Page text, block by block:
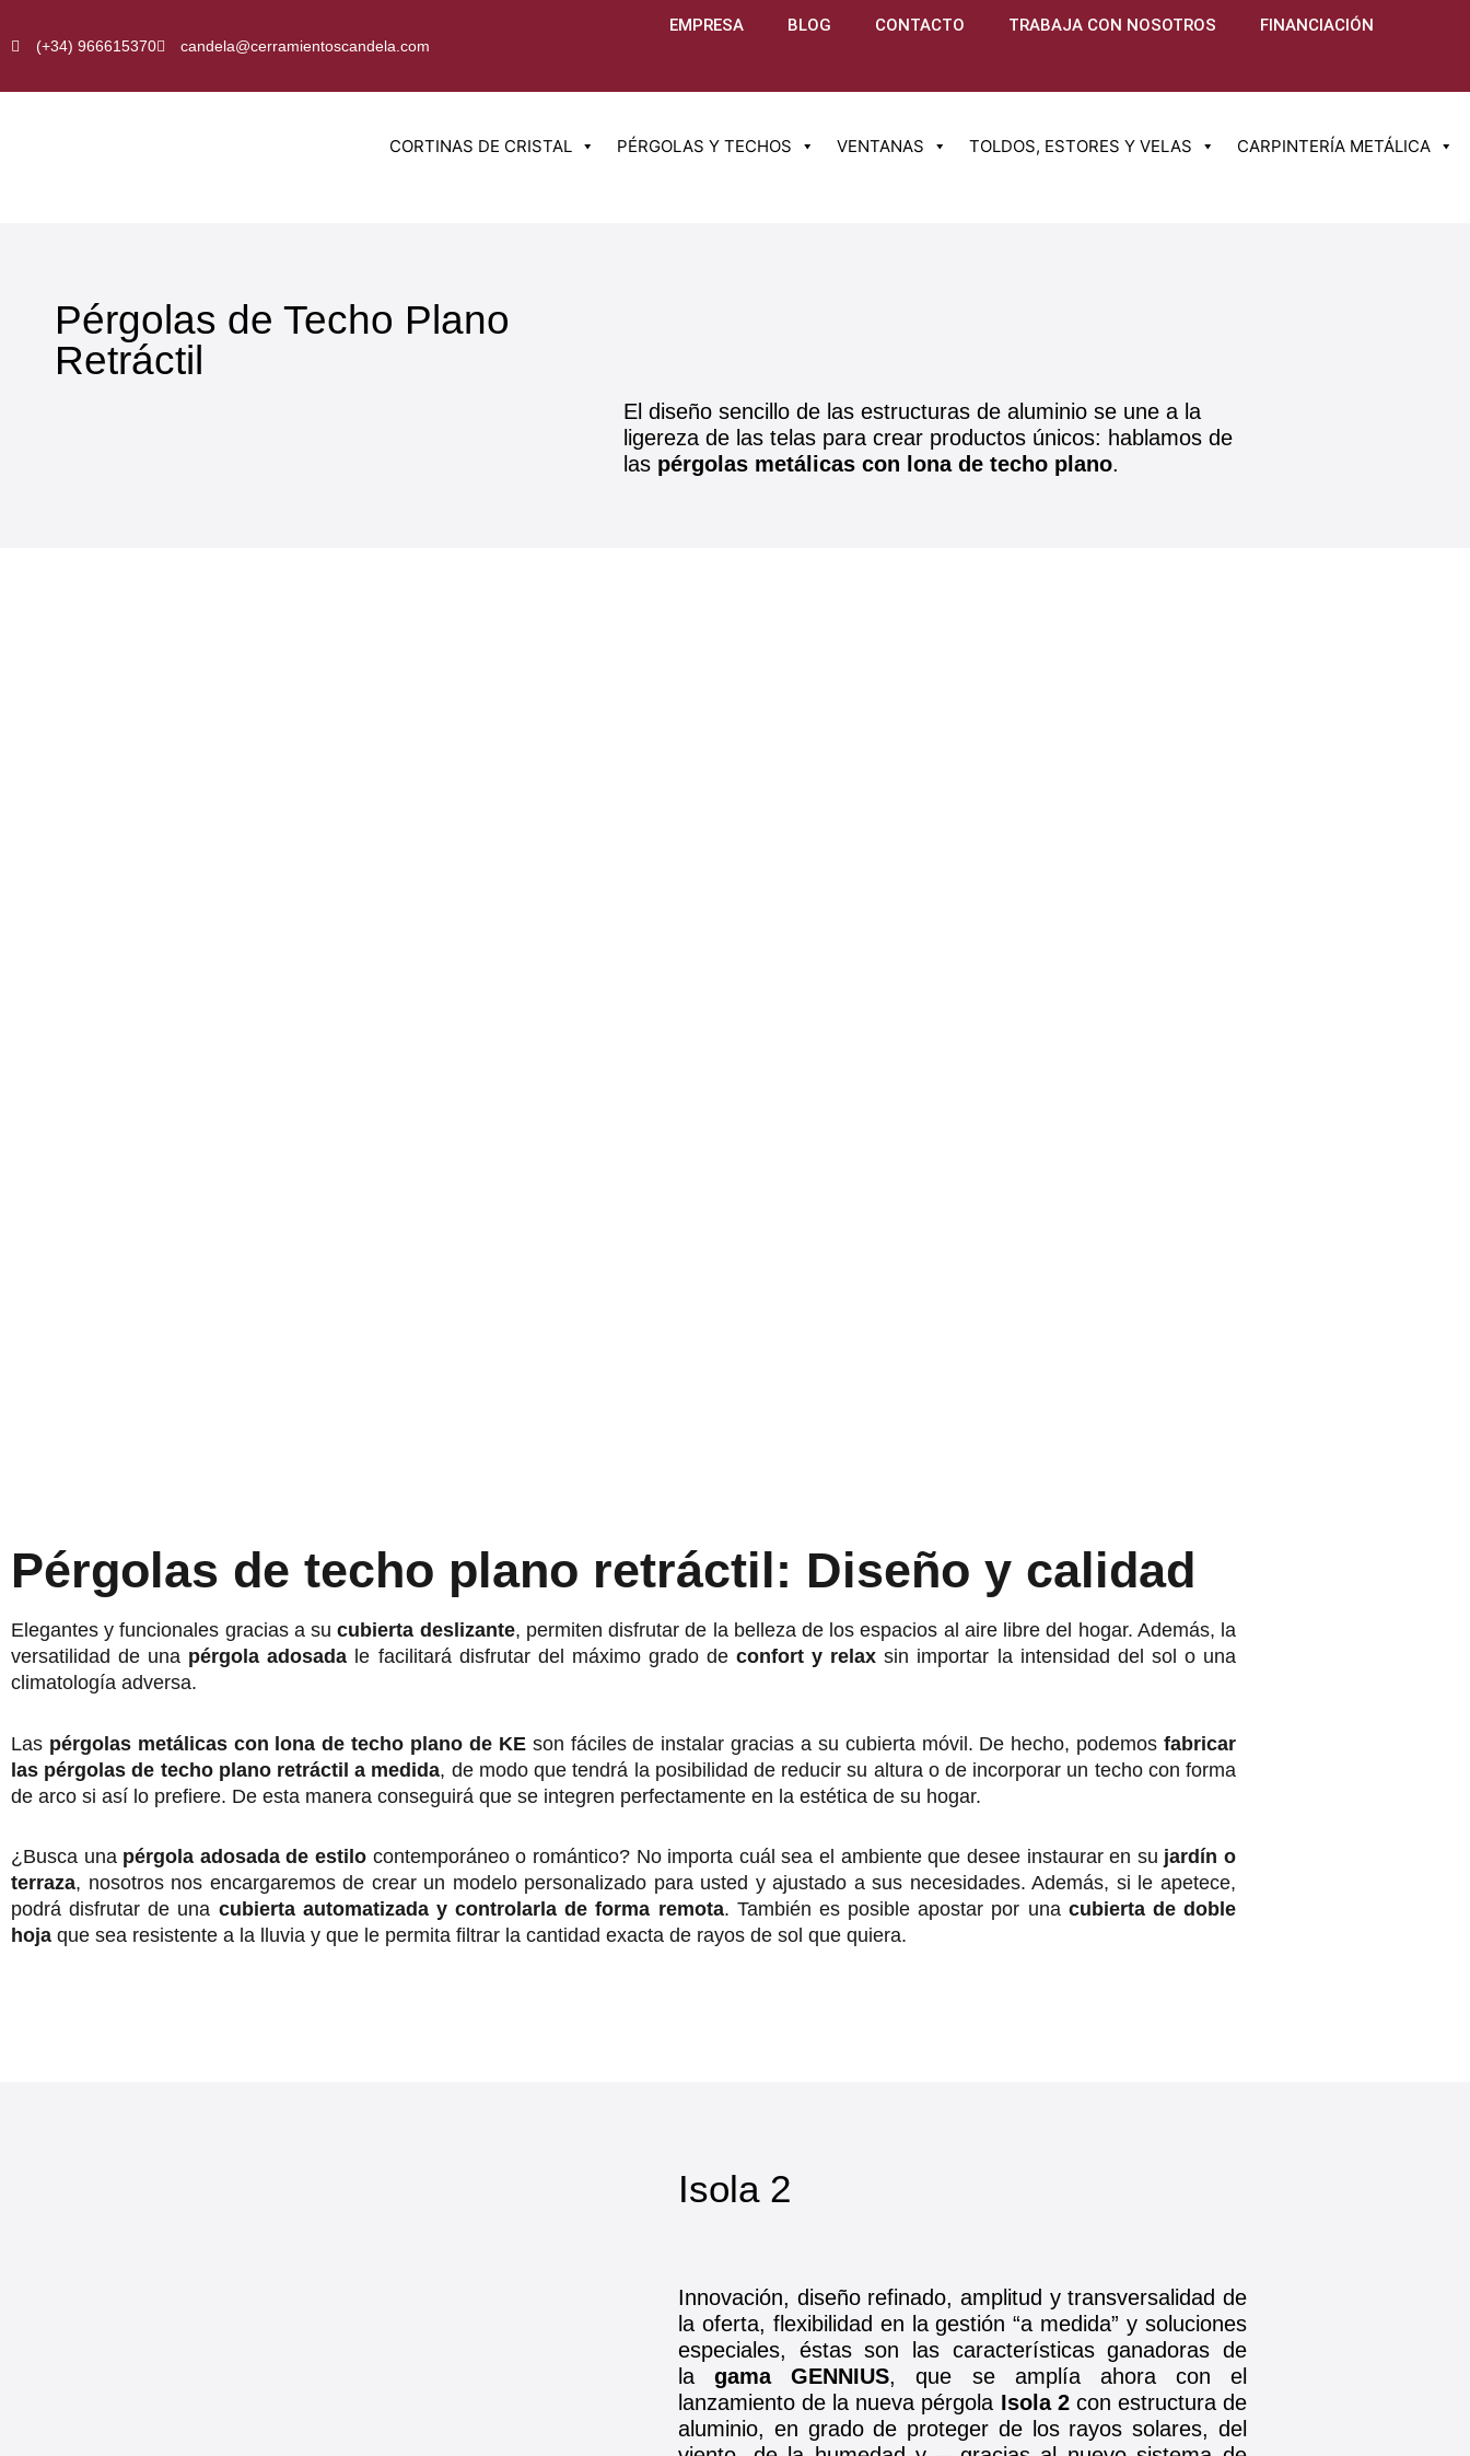
(+34) 966615370 candela@cerramientoscandela.com
EMPRESA BLOG CONTACTO TRABAJA CON NOSOTROS FINANCIACIÓN
CORTINAS DE CRISTAL PÉRGOLAS Y TECHOS VENTANAS TOLDOS, ESTORES Y VELAS CARPINTERÍA METÁLICA
Pérgolas de Techo Plano
Retráctil
El diseño sencillo de las estructuras de aluminio se une a la
ligereza de las telas para crear productos únicos: hablamos de
las pérgolas metálicas con lona de techo plano.
Pérgolas de techo plano retráctil: Diseño y calidad
Elegantes y funcionales gracias a sucubierta deslizante, permiten disfrutar de la belleza de los espacios al aire libre del hogar. Además, la
versatilidad de una pérgola adosada le facilitará disfrutar del máximo grado deconfort y relax sin importar la intensidad del sol o una
climatología adversa.
Las pérgolas metálicas con lona de techo plano de KEson fáciles de instalar gracias a su cubierta móvil. De hecho, podemosfabricar
las pérgolas de techo plano retráctil a medida, de modo que tendrá la posibilidad de reducir su altura o de incorporar un techo con forma
de arco si así lo prefiere. De esta manera conseguirá que se integren perfectamente en la estética de su hogar.
¿Busca una pérgola adosada de estilo contemporáneo o romántico? No importa cuál sea el ambiente que desee instaurar en su jardín o
terraza, nosotros nos encargaremos de crear un modelo personalizado para usted y ajustado a sus necesidades. Además, si le apetece,
podrá disfrutar de una cubierta automatizada y controlarla de forma remota. También es posible apostar por una cubierta de doble
hoja que sea resistente a la lluvia y que le permita filtrar la cantidad exacta de rayos de sol que quiera.
Isola 2
Innovación, diseño refinado, amplitud y transversalidad de
la oferta, flexibilidad en la gestión “a medida” y soluciones
especiales, éstas son las características ganadoras de
lagama GENNIUS, que se amplía ahora con el
lanzamiento de la nueva pérgola Isola 2con estructura de
aluminio, en grado de proteger de los rayos solares, del